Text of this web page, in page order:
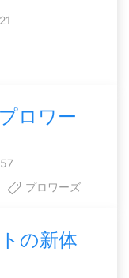
ロワー
プロワーズ
の新体